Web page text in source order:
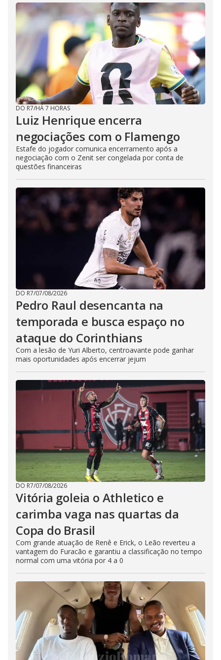
DO R7/HÁ 7 HORAS
Luiz Henrique encerra
negociações com o Flamengo
Estafe do jogador comunica encerramento após a
negociação com o Zenit ser congelada por conta de
questões financeiras
DO R7/07/08/2026
Pedro Raul desencanta na
temporada e busca espaço no
ataque do Corinthians
Com a lesão de Yuri Alberto, centroavante pode ganhar
mais oportunidades após encerrar jejum
DO R7/07/08/2026
Vitória goleia o Athletico e
carimba vaga nas quartas da
Copa do Brasil
Com grande atuação de Renê e Erick, o Leão reverteu a
vantagem do Furacão e garantiu a classificação no tempo
normal com uma vitória por 4 a 0